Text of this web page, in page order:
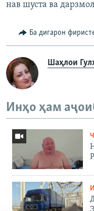
нав шуста ва
Ба дигарон
Шаҳлои
Инҳо ҳам